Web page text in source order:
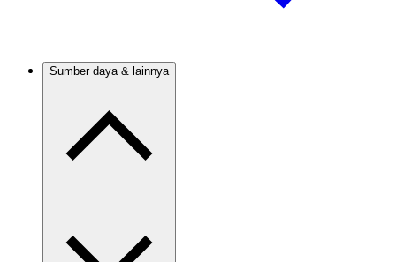
Sumber daya & lainnya